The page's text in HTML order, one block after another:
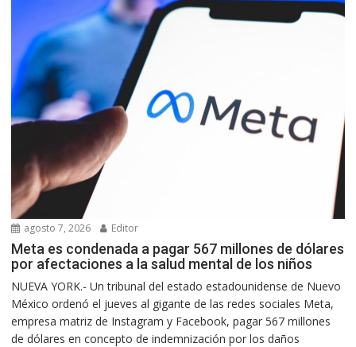
agosto 7, 2026 Editor
Meta es condenada a pagar 567 millones de dólares
por afectaciones a la salud mental de los niños
NUEVA YORK.- Un tribunal del estado estadounidense de Nuevo
México ordenó el jueves al gigante de las redes sociales Meta,
empresa matriz de Instagram y Facebook, pagar 567 millones
de dólares en concepto de indemnización por los daños